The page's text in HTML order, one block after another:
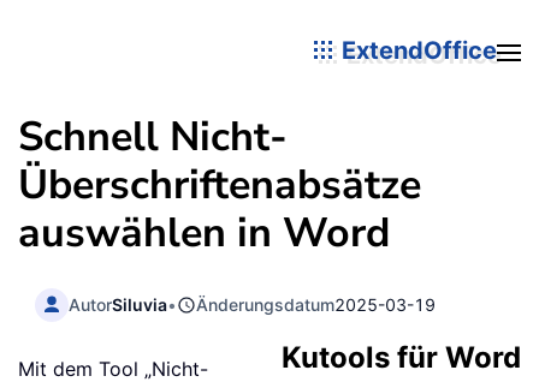
ExtendOffice
Schnell Nicht-
Überschriftenabsätze
auswählen in Word
AutorSiluvia• Änderungsdatum2025-03-19
Kutools für Word
Mit dem Tool „Nicht-